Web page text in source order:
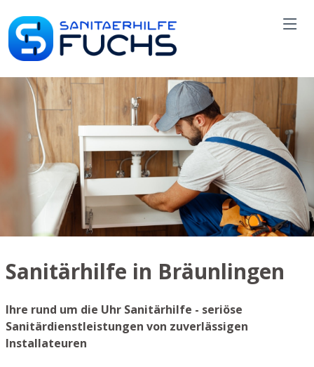
Sanitärhilfe in Bräunlingen
Ihre rund um die Uhr Sanitärhilfe - seriöse
Sanitärdienstleistungen von zuverlässigen
Installateuren